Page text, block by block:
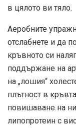
в цялото ви тяло.
Аеробните
отслабнете и да
кръвното си
поддържане на
на „лошия“
плътност в
повишаване на
липопротеин с